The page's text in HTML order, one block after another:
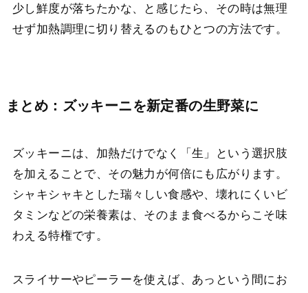
少し鮮度が落ちたかな、と感じたら、その時は無理
せず加熱調理に切り替えるのもひとつの方法です。
まとめ：ズッキーニを新定番の生野菜に
ズッキーニは、加熱だけでなく「生」という選択肢
を加えることで、その魅力が何倍にも広がります。
シャキシャキとした瑞々しい食感や、壊れにくいビ
タミンなどの栄養素は、そのまま食べるからこそ味
わえる特権です。
スライサーやピーラーを使えば、あっという間にお